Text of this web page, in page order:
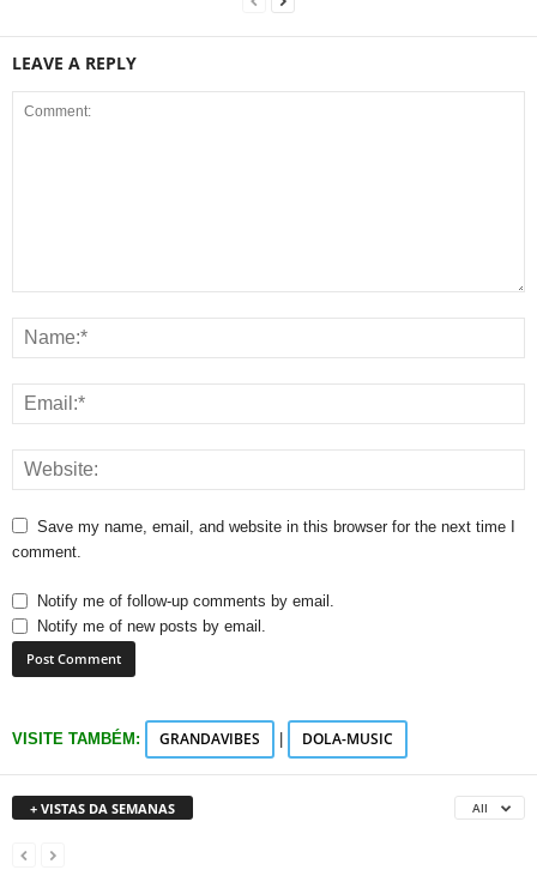
LEAVE A REPLY
Save my name, email, and website in this browser for the next time I
comment.
Notify me of follow-up comments by email.
Notify me of new posts by email.
VISITE TAMBÉM: GRANDAVIBES DOLA-MUSIC
+ VISTAS DA SEMANAS All